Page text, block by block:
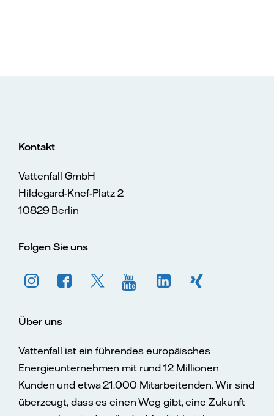
Kontakt
Vattenfall GmbH
Hildegard-Knef-Platz 2
10829 Berlin
Folgen Sie uns
Über uns
Vattenfall ist ein führendes europäisches
Energieunternehmen mit rund 12 Millionen
Kunden und etwa 21.000 Mitarbeitenden. Wir sind
überzeugt, dass es einen Weg gibt, eine Zukunft